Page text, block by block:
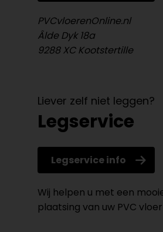
PVCvloerenOnline.nl
Âlde Dyk 18a
9288 XC Kootstertille
Liever zelf niet leggen?
Legservice
Legservice info
Wij helpen u met een
plaatsing van uw PVC